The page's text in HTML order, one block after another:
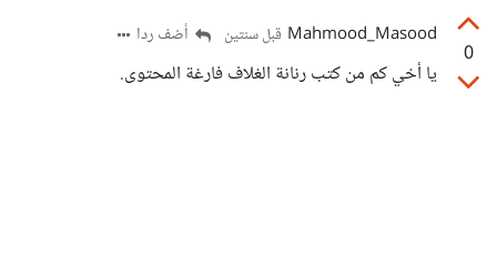
0
Mahmood_Masood قبل سنتين أضف ردا
يا أخي كم من كتب رنانة الغلاف فارغة المحتوى.